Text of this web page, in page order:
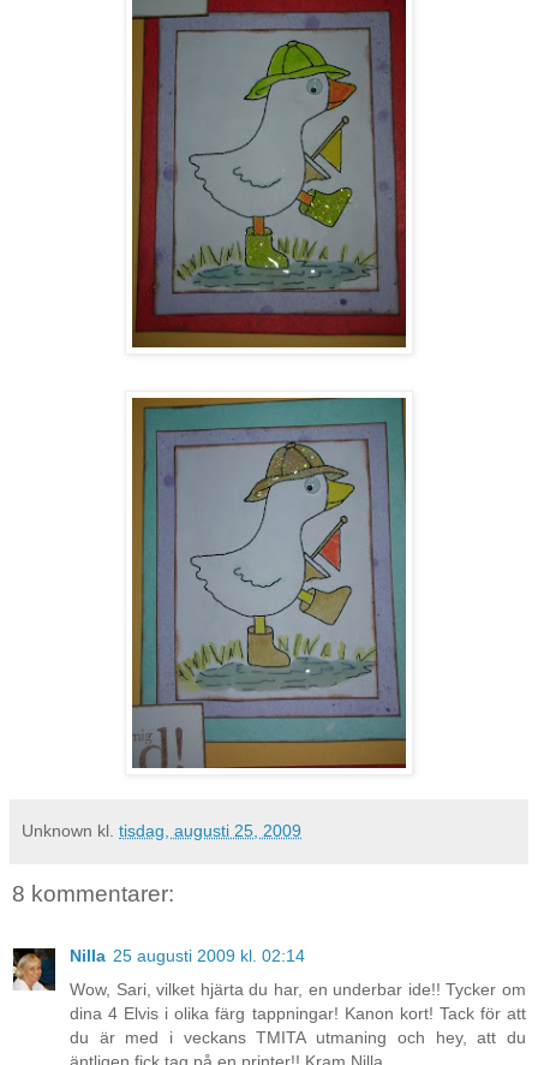
Unknown kl. tisdag, augusti 25, 2009
8 kommentarer:
Nilla 25 augusti 2009 kl. 02:14
Wow, Sari, vilket hjärta du har, en underbar ide!! Tycker om
dina 4 Elvis i olika färg tappningar! Kanon kort! Tack för att
du är med i veckans TMITA utmaning och hey, att du